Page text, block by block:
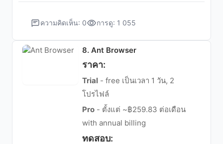
ความคิดเห็น: 0 การดู: 1 055
8. Ant Browser
ราคา:
Trial - free เป็นเวลา 1 วัน, 2
โปรไฟล์
Pro - ตั้งแต่ ~฿259.83 ต่อเดือน
with annual billing
ทดสอบ: